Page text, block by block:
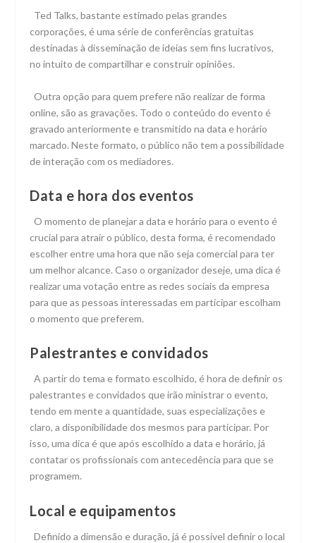
Ted Talks, bastante estimado pelas grandes
corporações, é uma série de conferências gratuitas
destinadas à disseminação de ideias sem fins lucrativos,
no intuito de compartilhar e construir opiniões.
Outra opção para quem prefere não realizar de forma
online, são as gravações. Todo o conteúdo do evento é
gravado anteriormente e transmitido na data e horário
marcado. Neste formato, o público não tem a possibilidade
de interação com os mediadores.
Data e hora dos eventos
O momento de planejar a data e horário para o evento é
crucial para atrair o público, desta forma, é recomendado
escolher entre uma hora que não seja comercial para ter
um melhor alcance. Caso o organizador deseje, uma dica é
realizar uma votação entre as redes sociais da empresa
para que as pessoas interessadas em participar escolham
o momento que preferem.
Palestrantes e convidados
A partir do tema e formato escolhido, é hora de definir os
palestrantes e convidados que irão ministrar o evento,
tendo em mente a quantidade, suas especializações e
claro, a disponibilidade dos mesmos para participar. Por
isso, uma dica é que após escolhido a data e horário, já
contatar os profissionais com antecedência para que se
programem.
Local e equipamentos
Definido a dimensão e duração, já é possível definir o local